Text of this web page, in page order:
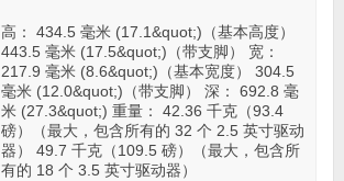
高： 434.5 毫米 (17.1&quot;)（基本高度）
443.5 毫米 (17.5&quot;)（带支脚） 宽：
217.9 毫米 (8.6&quot;)（基本宽度） 304.5
毫米 (12.0&quot;)（带支脚） 深： 692.8 毫
米 (27.3&quot;) 重量： 42.36 千克（93.4
磅）（最大，包含所有的 32 个 2.5 英寸驱动
器） 49.7 千克（109.5 磅）（最大，包含所
有的 18 个 3.5 英寸驱动器）